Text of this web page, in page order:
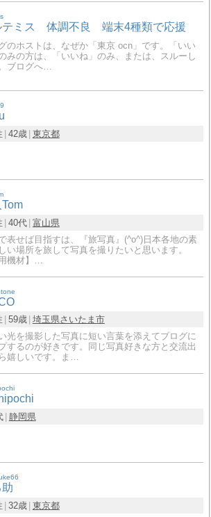
テミス 体調不良 端末4種類で応援
のホストは、なぜか「東京 ocn」です。「いい
みの方は、「いいね」のみ、または、スルーし
ブログへ…
42歳 東京都
40代 富山県
表せば目指すは、『旅写真』(^o^)日本各地の素
い場所を旅して写真を撮りたいと思います。
機材】…
59歳 埼玉県さいたま市
光を撮影した写真に短い言葉を添えてブログに
するのが好きです。同じ写真好きな方と交流出
嬉しいです。ま…
静岡県
32歳 東京都